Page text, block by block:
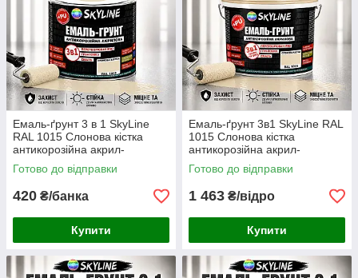
Емаль-ґрунт 3 в 1 SkyLine
RAL 1015 Слонова кістка
антикорозійна акрил-
поліуретанова фарба по
металу без запаху, 0.9 кг
Готово до відправки
420 ₴/банка
Купити
Емаль-ґрунт 3в1 SkyLine RAL
1015 Слонова кістка
антикорозійна акрил-
поліуретанова матова фарба
по металу та іржі без запаху
Готово до відправки
1 463 ₴/відро
Купити